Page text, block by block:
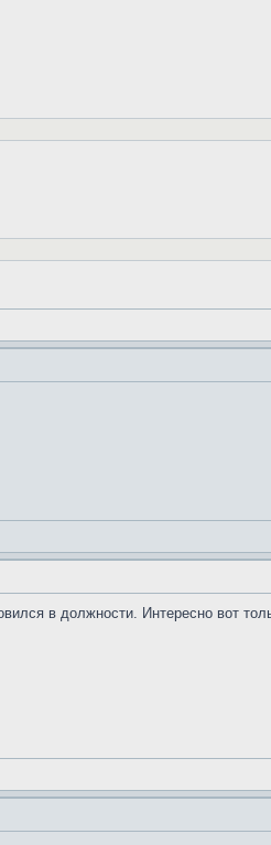
в должности. Интересно вот